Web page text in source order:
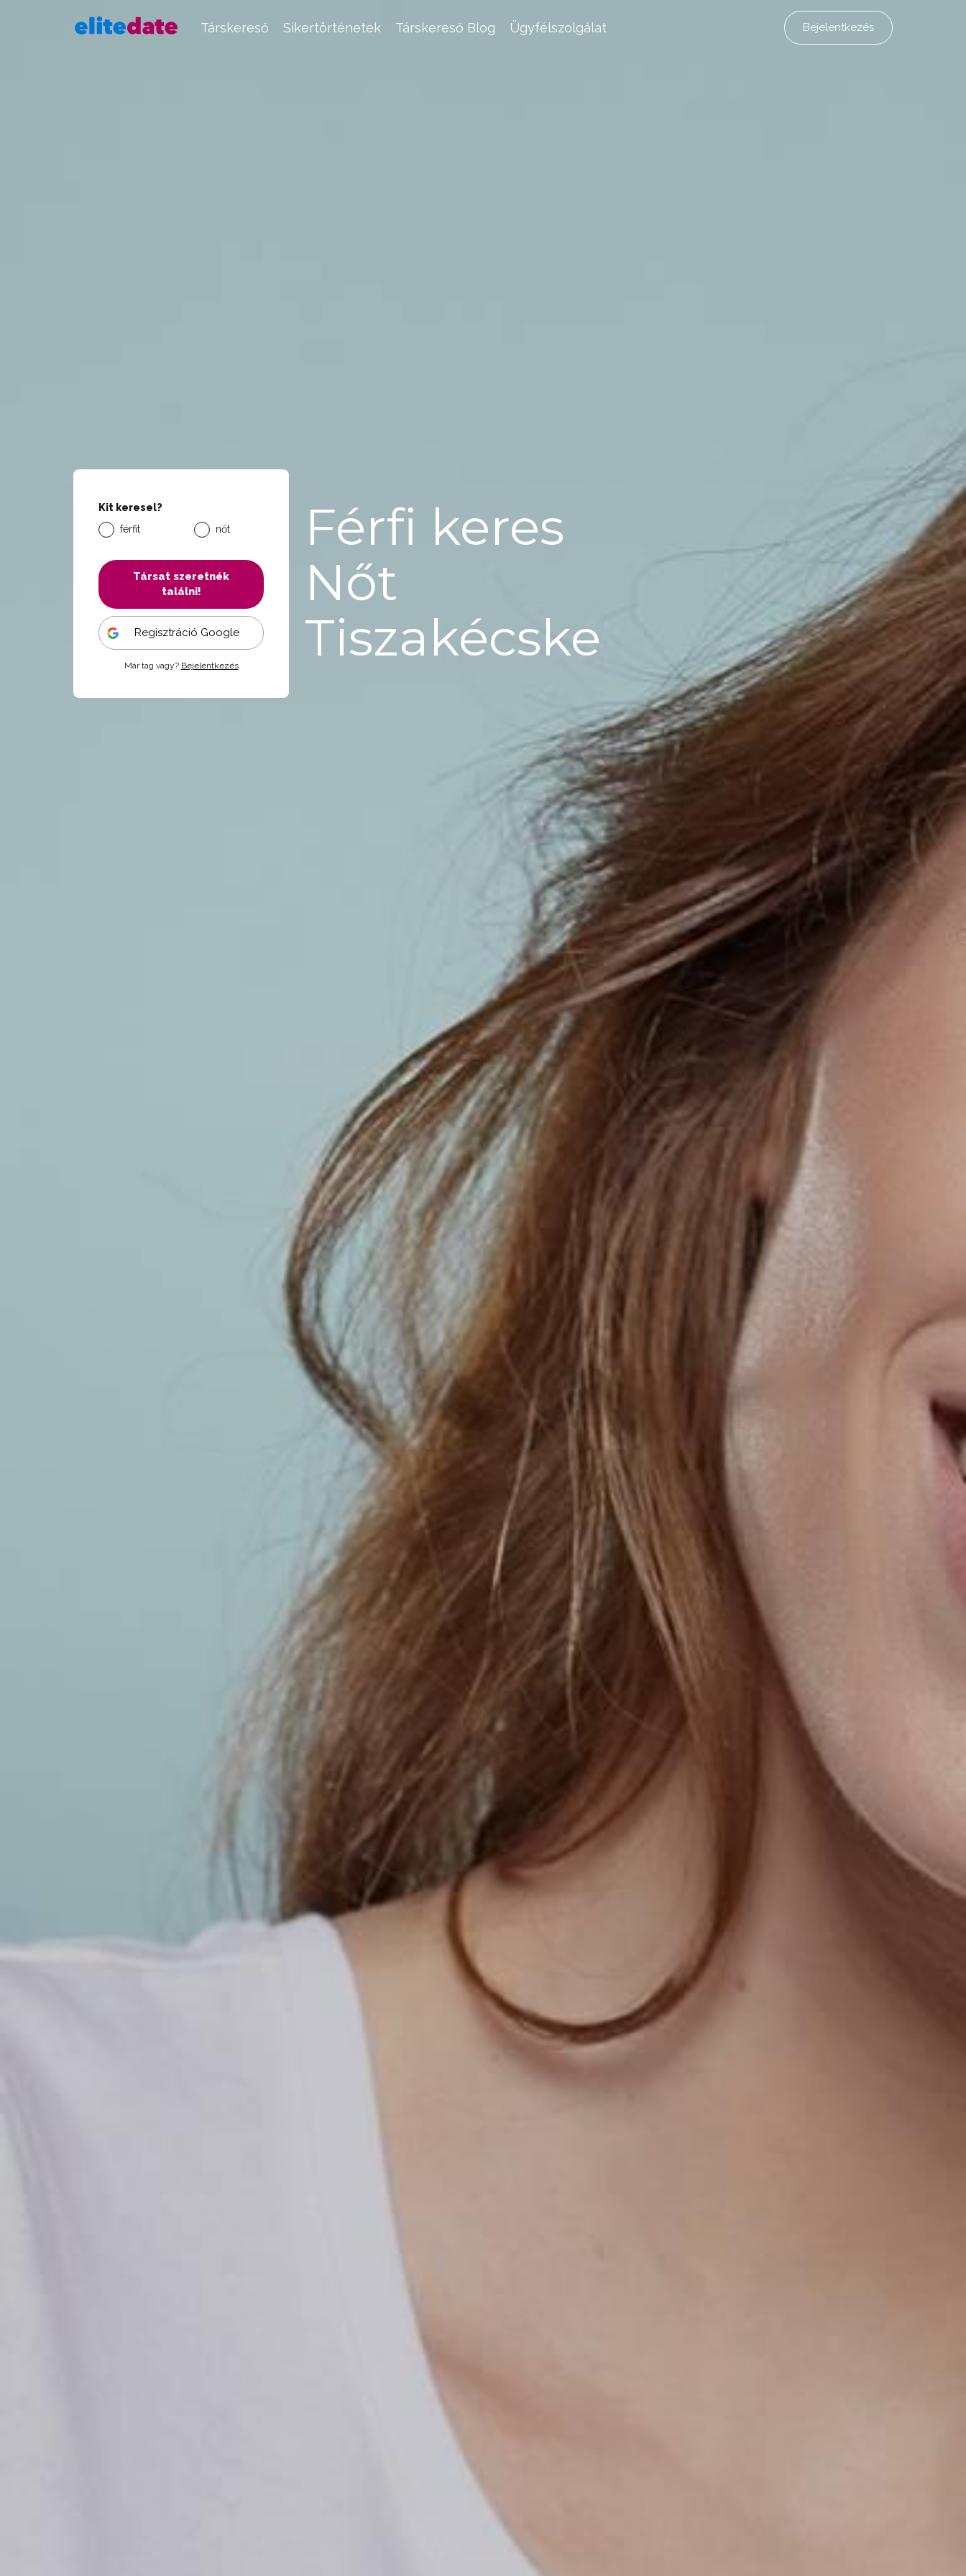
Társkereső Sikertörténetek Társkereső Blog Ügyfélszolgálat Bejelentkezés
Kit keresel?
férfit
nőt
Társat szeretnék
találni!
Regisztráció Google
Már tag vagy? Bejelentkezés
Férfi keres
Nőt
Tiszakécske